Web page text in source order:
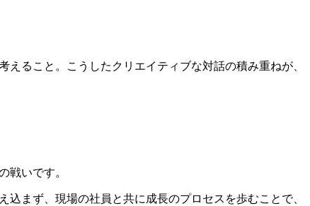
ること。こうしたクリエイティブな対話の積み重ねが、
戦いです。
まず、現場の社員と共に成長のプロセスを歩むことで、